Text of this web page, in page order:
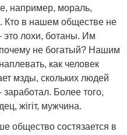
например, мораль,
Кто в нашем обществе не
это лохи, ботаны. Им
не богатый? Нашим
как человек
мзды, скольких людей
Более того,
жігіт, мужчина.
общество состязается в